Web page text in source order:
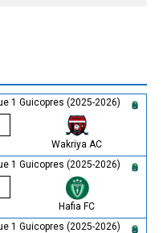
1 Guicopres (2025-2026)
Wakriya AC
1 Guicopres (2025-2026)
Hafia FC
1 Guicopres (2025-2026)